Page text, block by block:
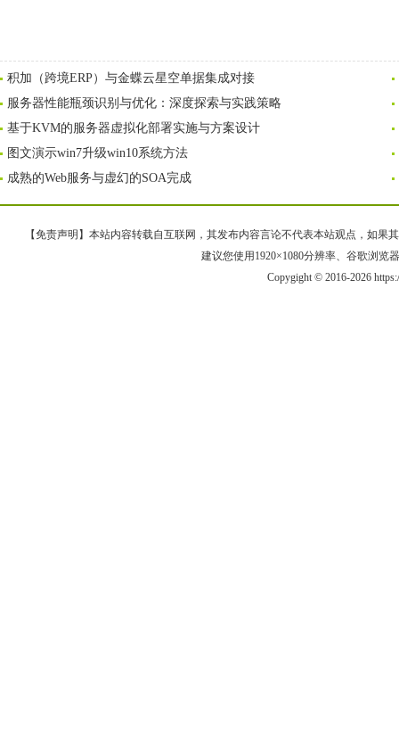
积加（跨境ERP）与金蝶云星空单据集成对接
服务器性能瓶颈识别与优化：深度探索与实践策略
基于KVM的服务器虚拟化部署实施与方案设计
图文演示win7升级win10系统方法
成熟的Web服务与虚幻的SOA完成
【免责声明】本站内容转载自互联网，其发布内容言论不代表本站观点，如果
建议您使用1920×1080分辨率、谷歌浏览
Copygight © 2016-2026